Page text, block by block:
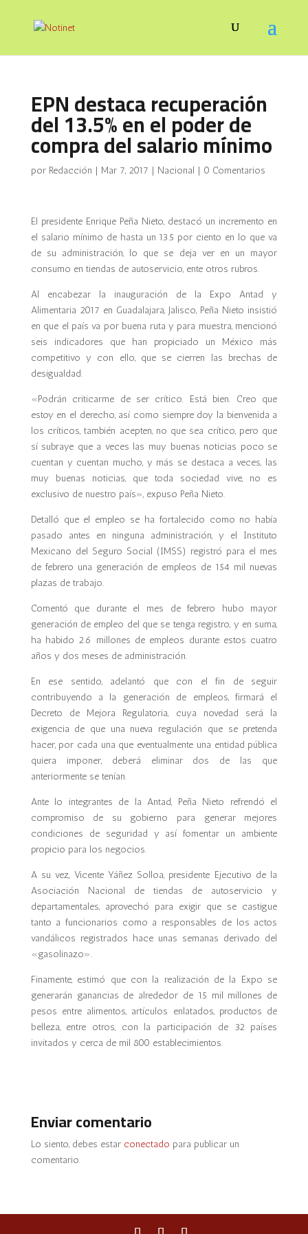
EPN destaca recuperación
del 13.5% en el poder de
compra del salario mínimo
por Redacción | Mar 7, 2017 | Nacional | 0 Comentarios
El presidente Enrique Peña Nieto, destacó un incremento en
el salario mínimo de hasta un 13.5 por ciento en lo que va
de su administración, lo que se deja ver en un mayor
consumo en tiendas de autoservicio, ente otros rubros.
Al encabezar la inauguración de la Expo Antad y
Alimentaria 2017 en Guadalajara, Jalisco, Peña Nieto insistió
en que el país va por buena ruta y para muestra, mencionó
seis indicadores que han propiciado un México más
competitivo y con ello, que se cierren las brechas de
desigualdad.
«Podrán criticarme de ser crítico. Está bien. Creo que
estoy en el derecho, así como siempre doy la bienvenida a
los críticos, también acepten, no que sea crítico, pero que
sí subraye que a veces las muy buenas noticias poco se
cuentan y cuentan mucho, y más se destaca a veces, las
muy buenas noticias, que toda sociedad vive, no es
exclusivo de nuestro país», expuso Peña Nieto.
Detalló que el empleo se ha fortalecido como no había
pasado antes en ninguna administración, y el Instituto
Mexicano del Seguro Social (IMSS) registró para el mes
de febrero una generación de empleos de 154 mil nuevas
plazas de trabajo.
Comentó que durante el mes de febrero hubo mayor
generación de empleo del que se tenga registro, y en suma,
ha habido 2.6 millones de empleos durante estos cuatro
años y dos meses de administración.
En ese sentido, adelantó que con el fin de seguir
contribuyendo a la generación de empleos, firmará el
Decreto de Mejora Regulatoria, cuya novedad será la
exigencia de que una nueva regulación que se pretenda
hacer, por cada una que eventualmente una entidad pública
quiera imponer, deberá eliminar dos de las que
anteriormente se tenían.
Ante lo integrantes de la Antad, Peña Nieto refrendó el
compromiso de su gobierno para generar mejores
condiciones de seguridad y así fomentar un ambiente
propicio para los negocios.
A su vez, Vicente Yáñez Solloa, presidente Ejecutivo de la
Asociación Nacional de tiendas de autoservicio y
departamentales, aprovechó para exigir que se castigue
tanto a funcionarios como a responsables de los actos
vandálicos registrados hace unas semanas derivado del
«gasolinazo».
Finamente, estimó que con la realización de la Expo se
generarán ganancias de alrededor de 15 mil millones de
pesos entre alimentos, artículos enlatados, productos de
belleza, entre otros, con la participación de 32 países
invitados y cerca de mil 800 establecimientos.
Enviar comentario
Lo siento, debes estar conectado para publicar un
comentario.